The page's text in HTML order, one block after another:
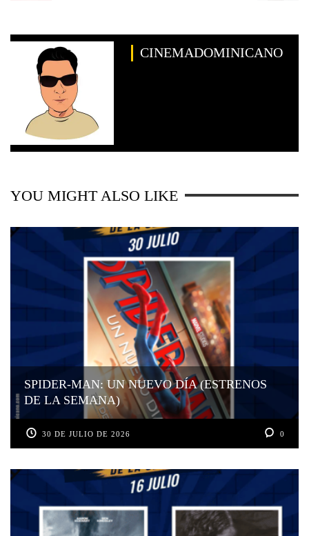
CINEMADOMINICANO
YOU MIGHT ALSO LIKE
SPIDER-MAN: UN NUEVO DÍA (ESTRENOS
DE LA SEMANA)
30 DE JULIO DE 2026 0